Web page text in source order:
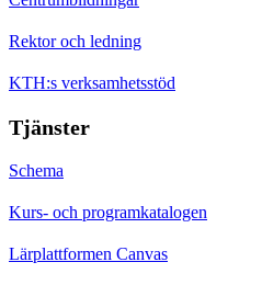
Rektor och ledning
KTH:s verksamhetsstöd
Tjänster
Schema
Kurs- och programkatalogen
Lärplattformen Canvas